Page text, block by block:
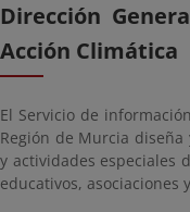
Dirección
Acción Climática
El Servicio de
Región de Murcia
y actividades especiales
educativos,